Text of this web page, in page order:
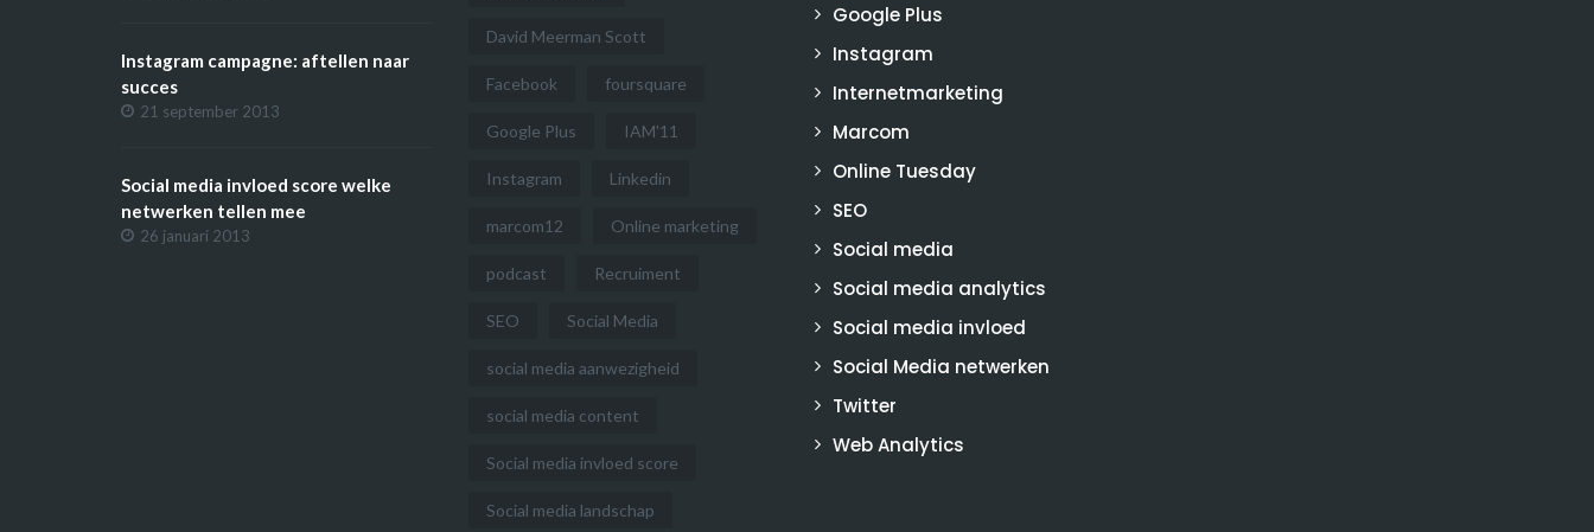
Instagram campagne: aftellen naar
succes
21 september 2013
Social media invloed score welke
netwerken tellen mee
26 januari 2013
David Meerman Scott
Facebook foursquare
Google Plus IAM'11
Instagram Linkedin
marcom12 Online marketing
podcast Recruiment
SEO Social Media
social media aanwezigheid
social media content
Social media invloed score
Social media landschap
Google Plus
Instagram
Internetmarketing
Marcom
Online Tuesday
SEO
Social media
Social media analytics
Social media invloed
Social Media netwerken
Twitter
Web Analytics